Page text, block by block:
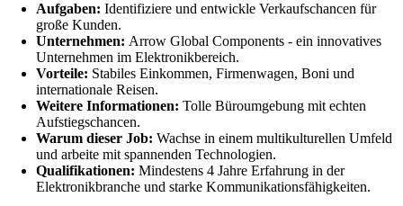
Aufgaben: Identifiziere und entwickle Verkaufschancen für
große Kunden.
Unternehmen: Arrow Global Components - ein innovatives
Unternehmen im Elektronikbereich.
Vorteile: Stabiles Einkommen, Firmenwagen, Boni und
internationale Reisen.
Weitere Informationen: Tolle Büroumgebung mit echten
Aufstiegschancen.
Warum dieser Job: Wachse in einem multikulturellen Umfeld
und arbeite mit spannenden Technologien.
Qualifikationen: Mindestens 4 Jahre Erfahrung in der
Elektronikbranche und starke Kommunikationsfähigkeiten.